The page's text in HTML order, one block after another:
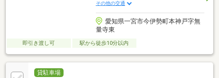
その他の交通
愛知県一宮市今伊勢町本神戸字無
量寺東
即引き渡し可 駅から徒歩10分以内
貸駐車場